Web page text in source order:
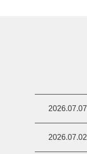
2026.07.07
2026.07.02